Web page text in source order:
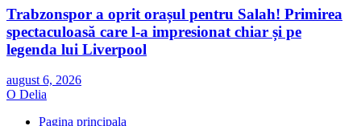
Trabzonspor a oprit orașul pentru Salah! Primirea
spectaculoasă care l-a impresionat chiar și pe
legenda lui Liverpool
august 6, 2026
O Delia
Pagina principala